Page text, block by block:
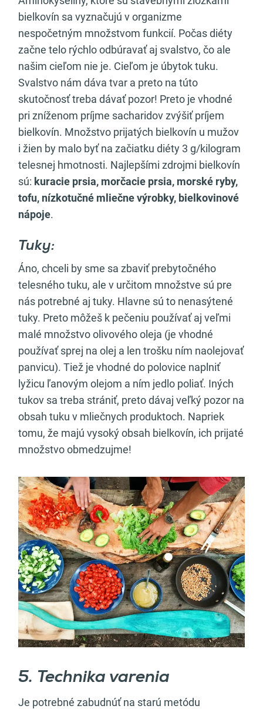
bielkovín sa vyznačujú v organizme
nespočetným množstvom funkcií. Počas diéty
začne telo rýchlo odbúravať aj svalstvo, čo ale
našim cieľom nie je. Cieľom je úbytok tuku.
Svalstvo nám dáva tvar a preto na túto
skutočnosť treba dávať pozor! Preto je vhodné
pri zníženom príjme sacharidov zvýšiť príjem
bielkovín. Množstvo prijatých bielkovín u mužov
i žien by malo byť na začiatku diéty 3 g/kilogram
telesnej hmotnosti. Najlepšími zdrojmi bielkovín
sú: kuracie prsia, morčacie prsia, morské ryby,
tofu, nízkotučné mliečne výrobky, bielkovinové
nápoje.
Tuky:
Áno, chceli by sme sa zbaviť prebytočného
telesného tuku, ale v určitom množstve sú pre
nás potrebné aj tuky. Hlavne sú to nenasýtené
tuky. Preto môžeš k pečeniu používať aj veľmi
malé množstvo olivového oleja (je vhodné
používať sprej na olej a len trošku ním naolejovať
panvicu). Tiež je vhodné do polovice naplniť
lyžicu ľanovým olejom a ním jedlo poliať. Iných
tukov sa treba strániť, preto dávaj veľký pozor na
obsah tuku v mliečnych produktoch. Napriek
tomu, že majú vysoký obsah bielkovín, ich prijaté
množstvo obmedzujme!
5. Technika varenia
Je potrebné zabudnúť na starú metódu